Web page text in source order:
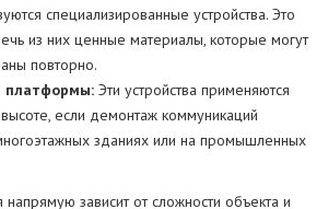
специализированные устройства. Это
из них ценные материалы, которые могут
повторно.
платформы: Эти устройства применяются
если демонтаж коммуникаций
зданиях или на промышленных
зависит от сложности объекта и